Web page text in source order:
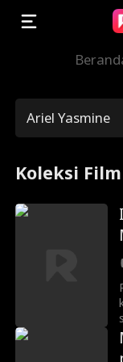
Ariel Yasmine
Koleksi